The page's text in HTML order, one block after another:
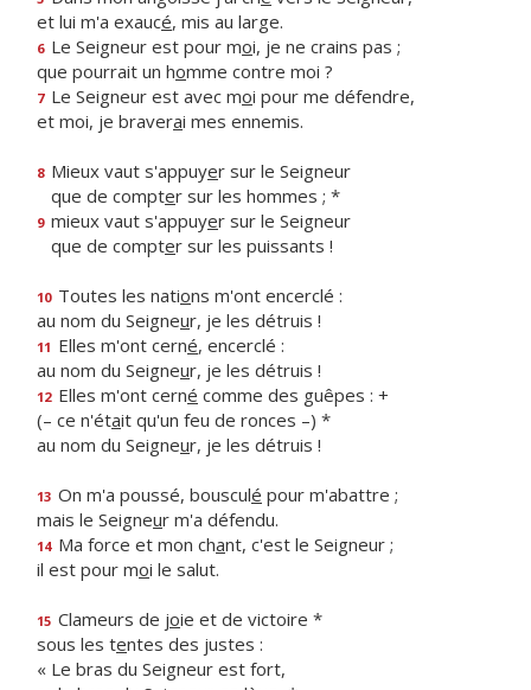
et lui m'a exaucé, mis au large.
6 Le Seigneur est pour moi, je ne crains pas ;
que pourrait un homme contre moi ?
7 Le Seigneur est avec moi pour me défendre,
et moi, je braverai mes ennemis.
8 Mieux vaut s'appuyer sur le Seigneur
que de compter sur les hommes ; *
9 mieux vaut s'appuyer sur le Seigneur
que de compter sur les puissants !
10 Toutes les nations m'ont encerclé :
au nom du Seigneur, je les détruis !
11 Elles m'ont cerné, encerclé :
au nom du Seigneur, je les détruis !
12 Elles m'ont cerné comme des guêpes : +
(– ce n'était qu'un feu de ronces –) *
au nom du Seigneur, je les détruis !
13 On m'a poussé, bousculé pour m'abattre ;
mais le Seigneur m'a défendu.
14 Ma force et mon chant, c'est le Seigneur ;
il est pour moi le salut.
15 Clameurs de joie et de victoire *
sous les tentes des justes :
« Le bras du Seigneur est fort,